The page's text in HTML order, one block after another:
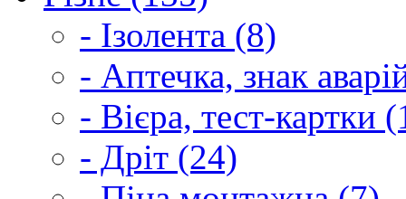
- Ізолента (8)
- Аптечка, знак
- Вієра, тест-картки
- Дріт (24)